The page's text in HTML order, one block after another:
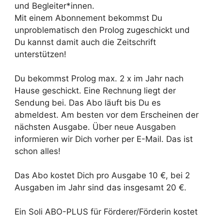
und Begleiter*innen.
Mit einem Abonnement bekommst Du
unproblematisch den Prolog zugeschickt und
Du kannst damit auch die Zeitschrift
unterstützen!
Du bekommst Prolog max. 2 x im Jahr nach
Hause geschickt. Eine Rechnung liegt der
Sendung bei. Das Abo läuft bis Du es
abmeldest. Am besten vor dem Erscheinen der
nächsten Ausgabe. Über neue Ausgaben
informieren wir Dich vorher per E-Mail. Das ist
schon alles!
Das Abo kostet Dich pro Ausgabe 10 €, bei 2
Ausgaben im Jahr sind das insgesamt 20 €.
Ein Soli ABO-PLUS für Förderer/Förderin kostet